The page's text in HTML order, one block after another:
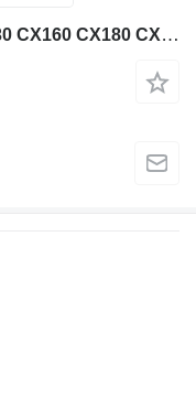
Cadena de oruga para Case CX130 CX160 CX180 CX210 CX240 CX250 CX300 CX350 excavadora